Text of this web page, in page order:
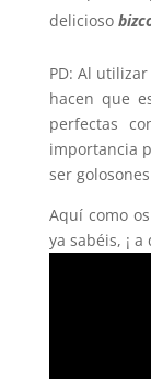
delicioso
PD: Al
hacen que
perfectas
importancia
ser
Aquí como
ya sabéis, ¡